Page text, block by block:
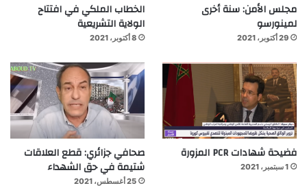
مجلس الأمن: سنة أخرى
لمينورسو
29 أكتوبر، 2021
الخطاب الملكي في افتتاح
الولاية التشريعية
8 أكتوبر، 2021
فضيحة شهادات PCR المزورة
1 سبتمبر، 2021
صحافي جزائري: قطع العلاقات
شتيمة في حق الشهداء
25 أغسطس، 2021